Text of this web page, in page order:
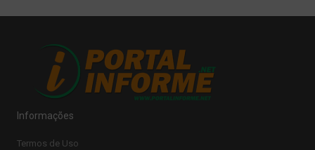
Informações
Termos de Uso